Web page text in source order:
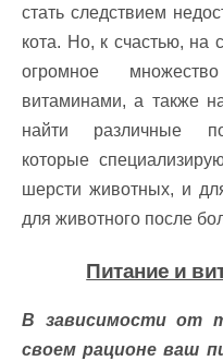
стать следствием
кота. Но, к счастью, на
огромное
витаминами, а также
найти различные
которые
шерсти животных, и
для животного после
Питание и
В зависимости от
своем рационе ваш